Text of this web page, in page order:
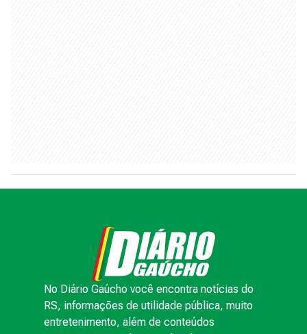
No Diário Gaúcho você encontra notícias do
RS, informações de utilidade pública, muito
entretenimento, além de conteúdos